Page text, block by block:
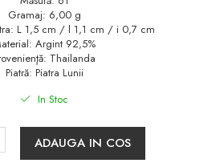
Gramaj: 6,00 g
L 1,5 cm / l 1,1 cm / i 0,7 cm
Argint 92,5%
Thailanda
Piatră: Piatra Lunii
In Stoc
ADAUGA IN COS